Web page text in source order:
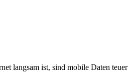
langsam ist, sind mobile Daten